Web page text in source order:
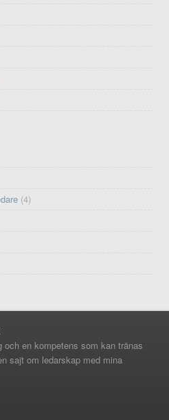
(4)
och en kompetens som kan tränas
sajt om ledarskap med mina